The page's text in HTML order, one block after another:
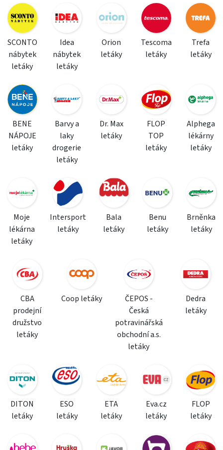
SCONTO
nábytek
letáky
Idea
nábytek
letáky
Orion
letáky
Tescoma
letáky
Trefa
letáky
BENE
NÁPOJE
letáky
Barvy a
laky
drogerie
letáky
Dr. Max
letáky
FLOP
TOP
letáky
Alphega
lékárny
letáky
Moje
lékárna
letáky
Intersport
letáky
Bala
letáky
Benu
letáky
Brněnka
letáky
CBA
prodejní
družstvo
letáky
Coop letáky
ČEPOS -
Česká
potravinářská
obchodní a.s.
letáky
Dedra
letáky
DITON
letáky
ESO
letáky
ETA
letáky
Eva.cz
letáky
FLOP
letáky